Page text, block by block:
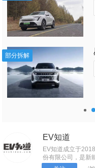
全部拆解
EV知道
EV知道成立于
份有限公司，是新
供看车、选车、买